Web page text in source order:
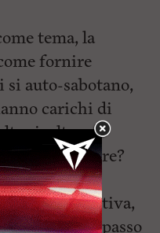
tema, la
fornire
auto-sabotano,
carichi di
risultano
un educatore?
esaustiva,
è il primo passo